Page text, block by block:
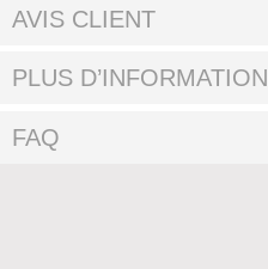
AVIS CLIENT
PLUS D’INFORMATION
FAQ